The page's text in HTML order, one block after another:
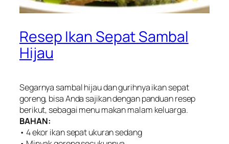
Resep Ikan Sepat Sambal
Hijau
Segarnya sambal hijau dan gurihnya ikan sepat
goreng, bisa Anda sajikan dengan panduan resep
berikut, sebagai menu makan malam keluarga.
BAHAN:
• 4 ekor ikan sepat ukuran sedang